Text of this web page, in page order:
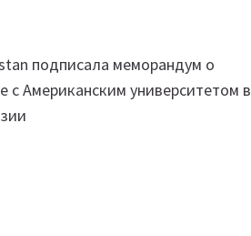
подписала меморандум о
с Американским университетом в